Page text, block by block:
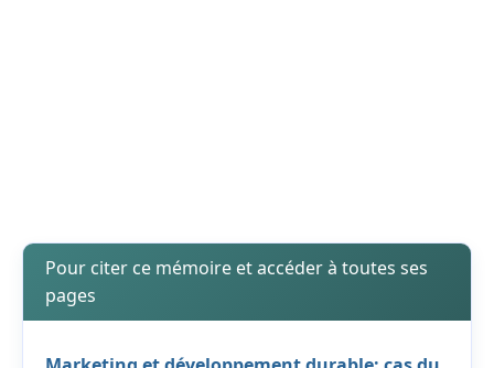
Pour citer ce mémoire et accéder à toutes ses
pages